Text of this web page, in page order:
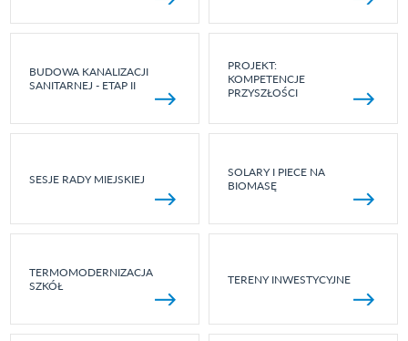
BUDOWA KANALIZACJI
SANITARNEJ - ETAP II
PROJEKT:
KOMPETENCJE
PRZYSZŁOŚCI
SESJE RADY MIEJSKIEJ
SOLARY I PIECE NA
BIOMASĘ
TERMOMODERNIZACJA
SZKÓŁ
TERENY INWESTYCYJNE